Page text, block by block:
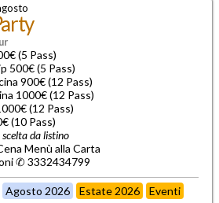
(5 Pass)
500€ (5 Pass)
900€ (12 Pass)
1000€ (12 Pass)
(12 Pass)
(10 Pass)
scelta da listino
Menù alla Carta
✆ 3332434799
Agosto 2026 Estate 2026 Eventi